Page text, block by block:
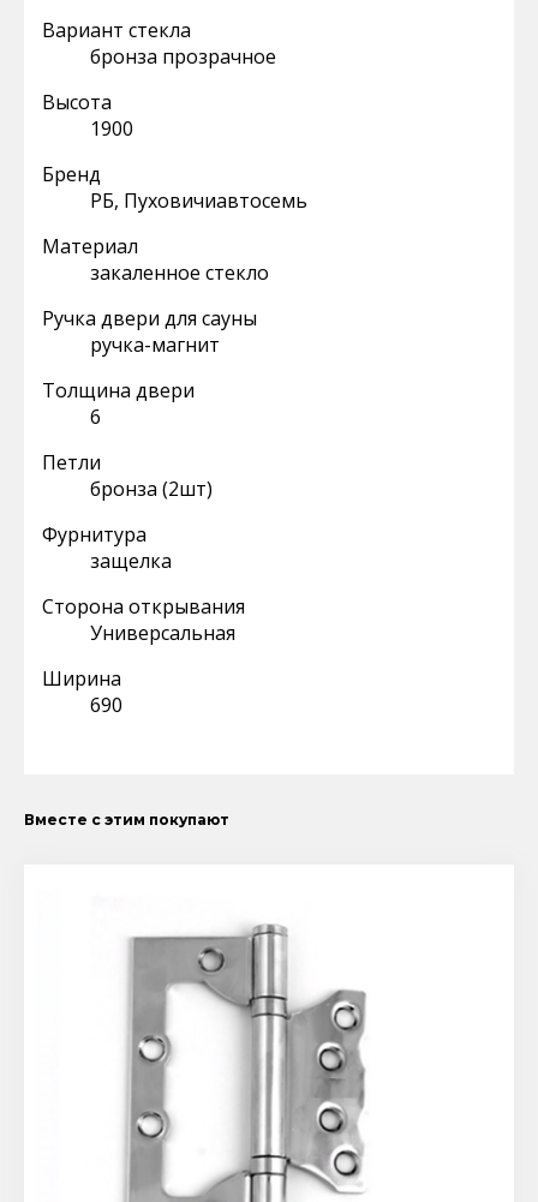
Вариант стекла
бронза прозрачное
Высота
1900
Бренд
РБ, Пуховичиавтосемь
Материал
закаленное стекло
Ручка двери для сауны
ручка-магнит
Толщина двери
6
Петли
бронза (2шт)
Фурнитура
защелка
Сторона открывания
Универсальная
Ширина
690
Вместе с этим покупают